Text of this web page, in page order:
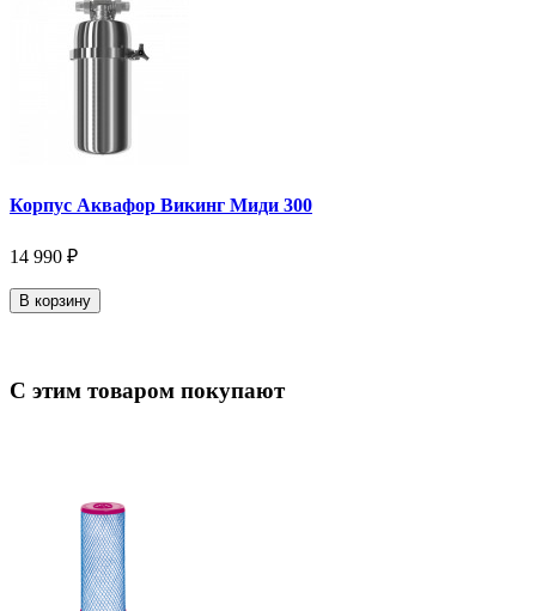
Корпус Аквафор Викинг Миди 300
14 990 ₽
В корзину
С этим товаром покупают